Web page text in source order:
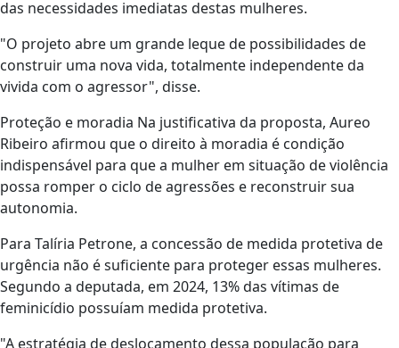
das necessidades imediatas destas mulheres.
"O projeto abre um grande leque de possibilidades de
construir uma nova vida, totalmente independente da
vivida com o agressor", disse.
Proteção e moradia Na justificativa da proposta, Aureo
Ribeiro afirmou que o direito à moradia é condição
indispensável para que a mulher em situação de violência
possa romper o ciclo de agressões e reconstruir sua
autonomia.
Para Talíria Petrone, a concessão de medida protetiva de
urgência não é suficiente para proteger essas mulheres.
Segundo a deputada, em 2024, 13% das vítimas de
feminicídio possuíam medida protetiva.
"A estratégia de deslocamento dessa população para